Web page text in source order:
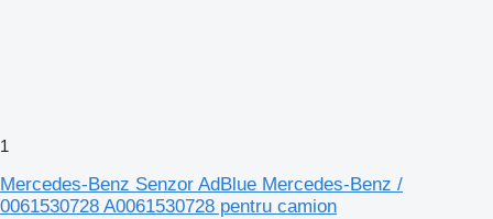
1
Mercedes-Benz Senzor AdBlue Mercedes-Benz /
0061530728 A0061530728 pentru camion